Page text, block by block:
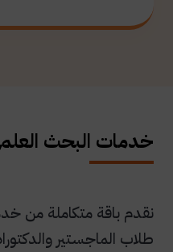
خدمات البحث
نقدم باقة متكاملة من
طلاب الماجستير